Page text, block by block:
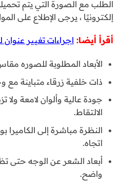
الطلب مع الصورة التي يتم
إلكترونيًا ، يرجى الإطلاع على
أقرأ أيضا: اجراءات تغيير عنوان
الأبعاد المطلوبة للصوره مقاس
ذات خلفية زرقاء متباينة مع
جودة عالية وألوان لامعة
الالتقاط.
النظرة مباشرة إلى
اتجاه.
أبعاد الشعر عن الوجه حتى
واضح.